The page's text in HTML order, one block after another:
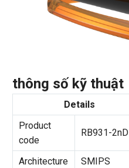
thông số kỹ thuật
Details
Product
code
RB931-2nD
Architecture
SMIPS